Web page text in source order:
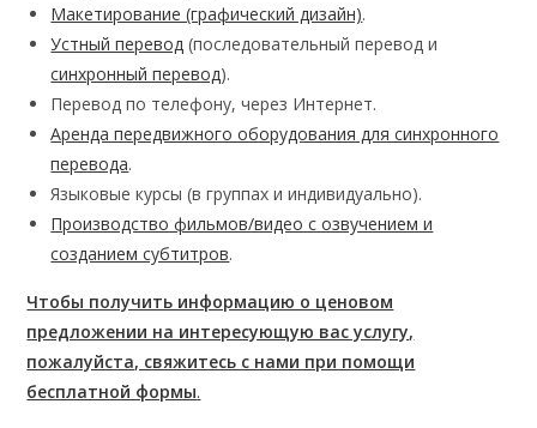
Макетирование (графический дизайн).
Устный перевод (последовательный перевод и
синхронный перевод).
Перевод по телефону, через Интернет.
Аренда передвижного оборудования для синхронного
перевода.
Языковые курсы (в группах и индивидуально).
Производство фильмов/видео с озвучением и
созданием субтитров.
Чтобы получить информацию о ценовом
предложении на интересующую вас услугу,
пожалуйста, свяжитесь с нами при помощи
бесплатной формы.